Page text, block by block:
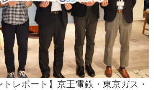
知らせ・イベントレポート
会社概要
トレポート】京王電鉄・東京ガス・